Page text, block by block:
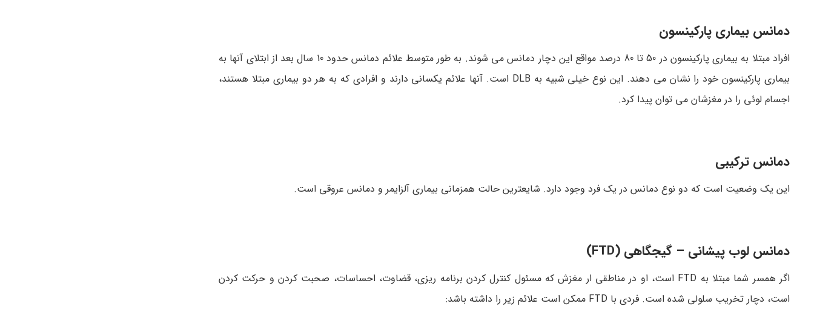
دمانس بیماری پارکینسون
افراد مبتلا به بیماری پارکینسون در 50 تا 80 درصد مواقع این دچار دمانس می­ شوند. به طور متوسط علائم دمانس حدود 10 سال بعد از ابتلای آن­ها به
بیماری پارکینسون خود را نشان می­ دهند. این نوع خیلی شبیه به DLB است. آن­ها علائم یکسانی دارند و افرادی که به هر دو بیماری مبتلا هستند،
اجسام لوئی را در مغزشان می­ توان پیدا کرد.
دمانس ترکیبی
این یک وضعیت است که دو نوع دمانس در یک فرد وجود دارد. شایع­ترین حالت هم­زمانی بیماری آلزایمر و دمانس عروقی است.
دمانس لوب پیشانی – گیجگاهی (FTD)
اگر همسر شما مبتلا به FTD است، او در مناطقی ار مغزش که مسئول کنترل کردن برنامه ­ریزی، قضاوت، احساسات، صحبت کردن و حرکت کردن
است، دچار تخریب سلولی شده است. فردی با FTD ممکن است علائم زیر را داشته باشد: